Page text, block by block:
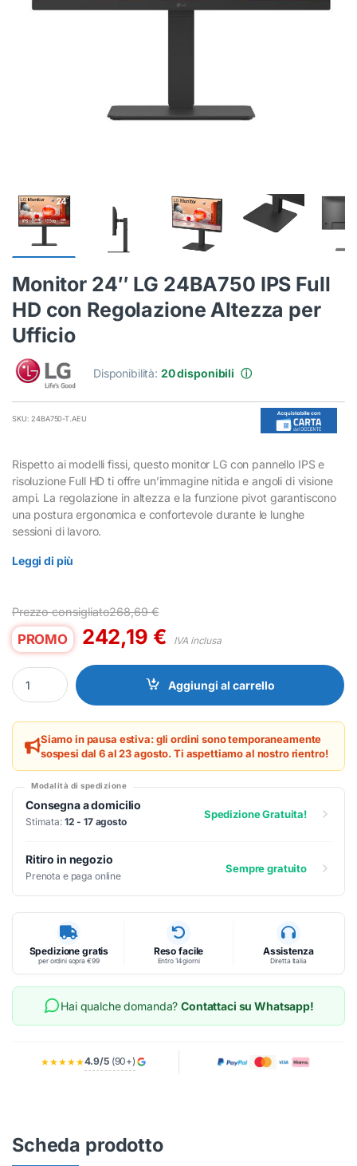
Monitor 24″ LG 24BA750 IPS Full
HD con Regolazione Altezza per
Ufficio
Disponibilità: 20 disponibili ⓘ
SKU: 24BA750-T.AEU
Rispetto ai modelli fissi, questo monitor LG con pannello IPS e
risoluzione Full HD ti offre un’immagine nitida e angoli di visione
ampi. La regolazione in altezza e la funzione pivot garantiscono
una postura ergonomica e confortevole durante le lunghe
sessioni di lavoro.
Leggi di più
Prezzo consigliato268,69€
PROMO 242,19 € IVA inclusa
Monitor 24" LG 24BA750 IPS Full HD con Regolazione Altezza
Aggiungi al carrello
Siamo in pausa estiva: gli ordini sono temporaneamente
sospesi dal 6 al 23 agosto. Ti aspettiamo al nostro rientro!
Modalità di spedizione
Consegna a domicilio
Stimata: 12 - 17 agosto
Spedizione Gratuita!
Ritiro in negozio
Prenota e paga online
Sempre gratuito
Spedizione gratis
per ordini sopra €99
Reso facile
Entro 14 giorni
Assistenza
Diretta Italia
Hai qualche domanda?Contattaci su Whatsapp!
★★★★★4.9/5(90+)
Scheda prodotto